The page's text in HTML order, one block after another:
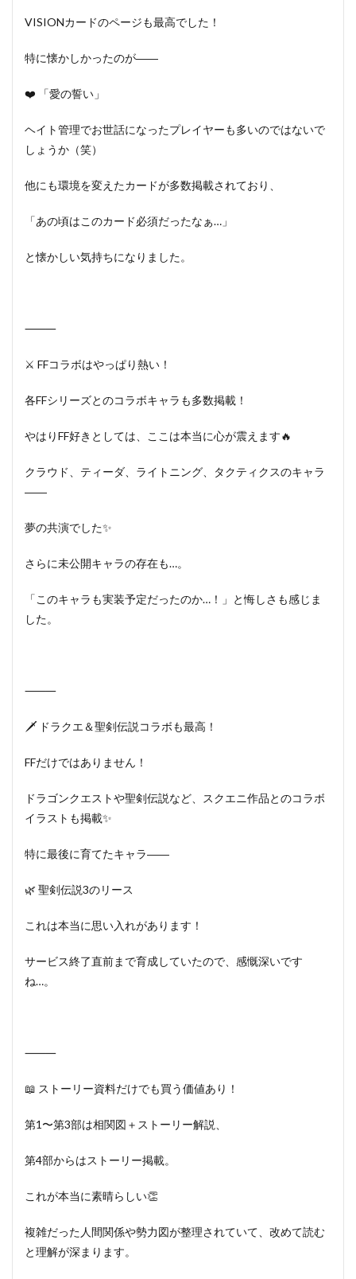
VISIONカードのページも最高でした！
特に懐かしかったのが――
❤️ 「愛の誓い」
ヘイト管理でお世話になったプレイヤーも多いのではないで
しょうか（笑）
他にも環境を変えたカードが多数掲載されており、
「あの頃はこのカード必須だったなぁ…」
と懐かしい気持ちになりました。
⸻
⚔️ FFコラボはやっぱり熱い！
各FFシリーズとのコラボキャラも多数掲載！
やはりFF好きとしては、ここは本当に心が震えます🔥
クラウド、ティーダ、ライトニング、タクティクスのキャラ
――
夢の共演でした✨
さらに未公開キャラの存在も…。
「このキャラも実装予定だったのか…！」と悔しさも感じま
した。
⸻
🗡️ ドラクエ＆聖剣伝説コラボも最高！
FFだけではありません！
ドラゴンクエストや聖剣伝説など、スクエニ作品とのコラボ
イラストも掲載✨
特に最後に育てたキャラ――
🌿 聖剣伝説3のリース
これは本当に思い入れがあります！
サービス終了直前まで育成していたので、感慨深いです
ね…。
⸻
📖 ストーリー資料だけでも買う価値あり！
第1〜第3部は相関図＋ストーリー解説、
第4部からはストーリー掲載。
これが本当に素晴らしい👏
複雑だった人間関係や勢力図が整理されていて、改めて読む
と理解が深まります。